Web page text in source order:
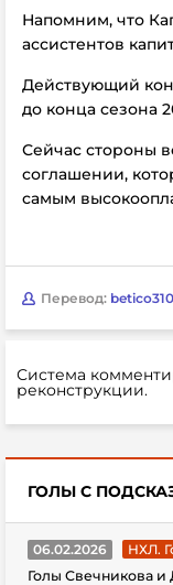
Напомним, что
ассистентов
Действующий
до конца сезона
Сейчас стороны
соглашении,
самым
Перевод: betico310
Система
реконструкции.
ГОЛЫ С
06.02.2026
НХЛ.
Голы Свечникова